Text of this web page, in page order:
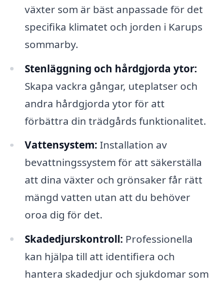
växter som är bäst anpassade för det
specifika klimatet och jorden i Karups
sommarby.
Stenläggning och hårdgjorda ytor:
Skapa vackra gångar, uteplatser och
andra hårdgjorda ytor för att
förbättra din trädgårds funktionalitet.
Vattensystem: Installation av
bevattningssystem för att säkerställa
att dina växter och grönsaker får rätt
mängd vatten utan att du behöver
oroa dig för det.
Skadedjurskontroll: Professionella
kan hjälpa till att identifiera och
hantera skadedjur och sjukdomar som